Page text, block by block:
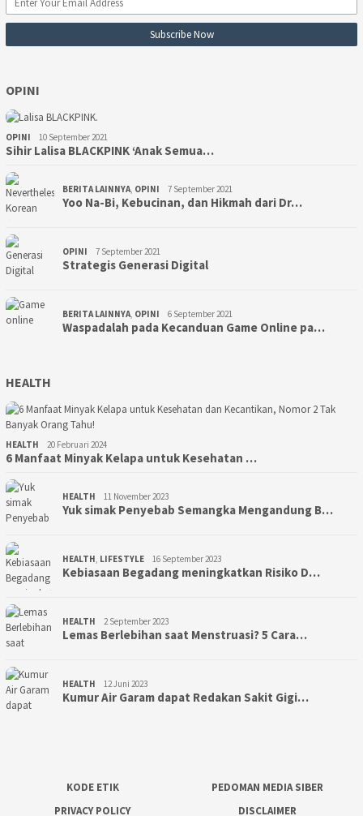
OPINI
OPINI 10 September 2021
Sihir Lalisa BLACKPINK ‘Anak Semua…
BERITA LAINNYA OPINI 7 September 2021
Yoo Na-Bi, Kebucinan, dan Hikmah dari Dr…
OPINI 7 September 2021
Strategis Generasi Digital
BERITA LAINNYA OPINI 6 September 2021
Waspadalah pada Kecanduan Game Online pa…
HEALTH
HEALTH 20 Februari 2024
6 Manfaat Minyak Kelapa untuk Kesehatan …
HEALTH 11 November 2023
Yuk simak Penyebab Semangka Mengandung B…
HEALTH LIFESTYLE 16 September 2023
Kebiasaan Begadang meningkatkan Risiko D…
HEALTH 2 September 2023
Lemas Berlebihan saat Menstruasi? 5 Cara…
HEALTH 12 Juni 2023
Kumur Air Garam dapat Redakan Sakit Gigi…
KODE ETIK
PEDOMAN MEDIA SIBER
PRIVACY POLICY
DISCLAIMER